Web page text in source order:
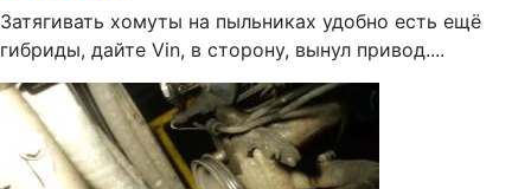
Затягивать хомуты на пыльниках удобно есть ещё
гибриды, дайте Vin, в сторону, вынул привод....